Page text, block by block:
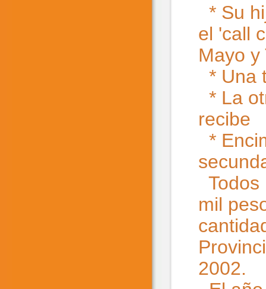
* Su
el 'call
Mayo y
* Una
* La
recibe
*
mil
2002.